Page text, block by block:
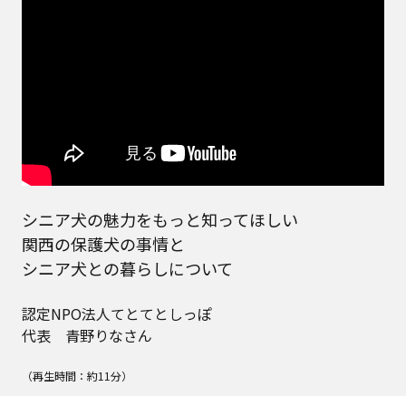
シニア犬の魅力をもっと知ってほしい
関西の保護犬の事情と
シニア犬との暮らしについて
認定NPO法人てとてとしっぽ
代表 青野りなさん
（再生時間：約11分）